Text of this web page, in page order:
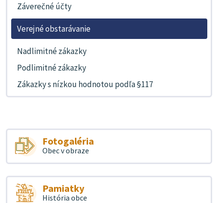
Záverečné účty
Verejné obstarávanie
Nadlimitné zákazky
Podlimitné zákazky
Zákazky s nízkou hodnotou podľa §117
Fotogaléria
Obec v obraze
Pamiatky
História obce